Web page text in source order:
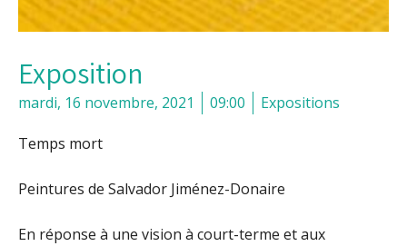
Exposition
mardi, 16 novembre, 2021 09:00 Expositions
Temps mort
Peintures de Salvador Jiménez-Donaire
En réponse à une vision à court-terme et aux